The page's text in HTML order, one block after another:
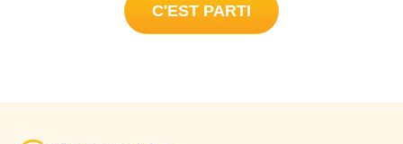
C'EST PARTI